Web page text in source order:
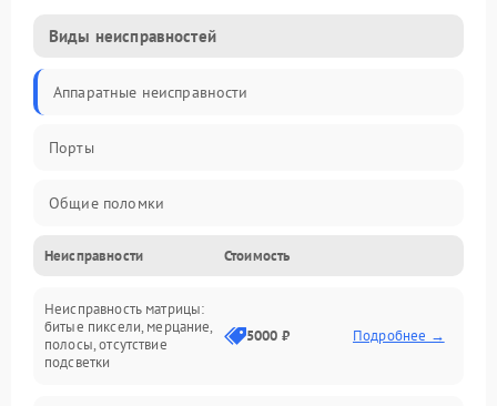
Виды неисправностей
Аппаратные неисправности
Порты
Общие поломки
Устройства
Программные ошибки
Электрические и системные сбои
Неисправности Стоимость
Неисправность матрицы:
битые пиксели, мерцание,
полосы, отсутствие
подсветки
5000 ₽ Подробнее →